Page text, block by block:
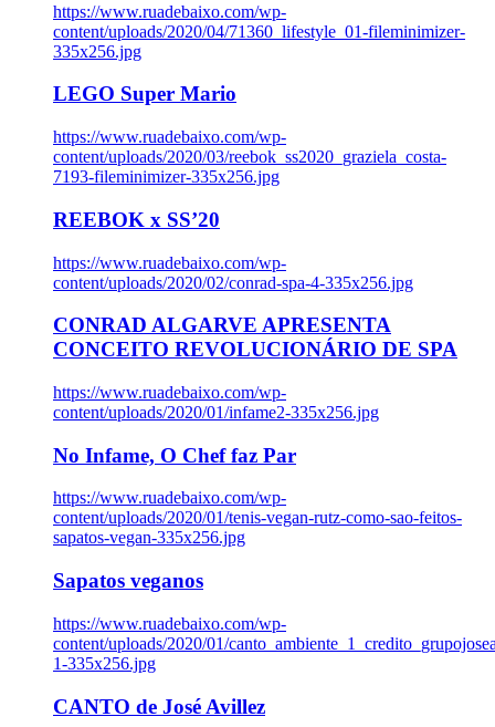
https://www.ruadebaixo.com/wp-
content/uploads/2020/04/71360_lifestyle_01-fileminimizer-
335x256.jpg
LEGO Super Mario
https://www.ruadebaixo.com/wp-
content/uploads/2020/03/reebok_ss2020_graziela_costa-
7193-fileminimizer-335x256.jpg
REEBOK x SS’20
https://www.ruadebaixo.com/wp-
content/uploads/2020/02/conrad-spa-4-335x256.jpg
CONRAD ALGARVE APRESENTA
CONCEITO REVOLUCIONÁRIO DE SPA
https://www.ruadebaixo.com/wp-
content/uploads/2020/01/infame2-335x256.jpg
No Infame, O Chef faz Par
https://www.ruadebaixo.com/wp-
content/uploads/2020/01/tenis-vegan-rutz-como-sao-feitos-
sapatos-vegan-335x256.jpg
Sapatos veganos
https://www.ruadebaixo.com/wp-
content/uploads/2020/01/
1-335x256.jpg
CANTO de José Avillez